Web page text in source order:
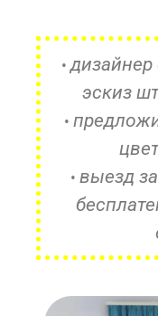
•дизайнер
эскиз
•
• выезд